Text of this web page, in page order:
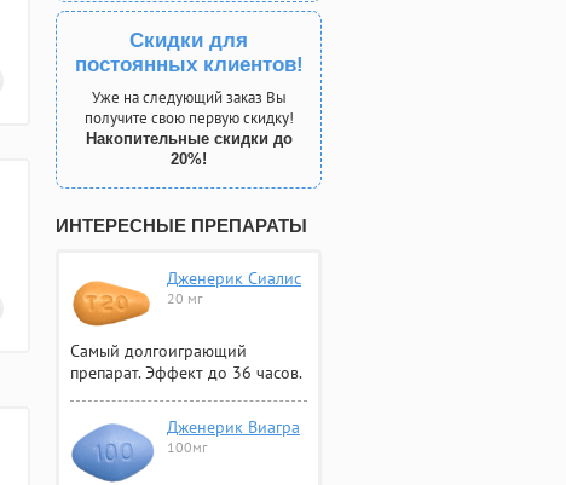
Скидки для
постоянных клиентов!
Уже на следующий заказ Вы
получите свою первую скидку!
Накопительные скидки до
20%!
ИНТЕРЕСНЫЕ ПРЕПАРАТЫ
Дженерик Сиалис
20 мг
Самый долгоиграющий
препарат. Эффект до 36 часов.
Дженерик Виагра
100мг